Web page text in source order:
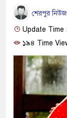
শেরপুর নিউজ
Update Time
১৯৪ Time